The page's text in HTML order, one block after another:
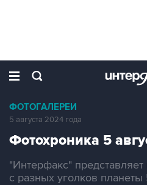
ФОТОГАЛЕРЕИ
5 августа 2024 года
Фотохроника 5
"Интерфакс"
с разных уголков планеты